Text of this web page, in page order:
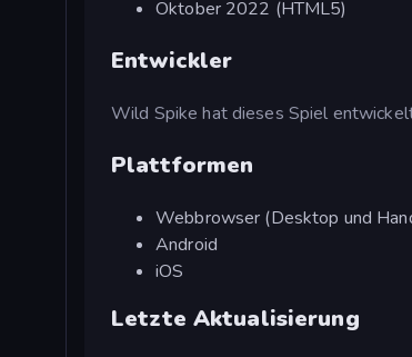
Oktober 2022 (HTML5)
Entwickler
Wild Spike hat dieses Spiel
Plattformen
Webbrowser (Desktop und
Android
iOS
Letzte Aktualisierung